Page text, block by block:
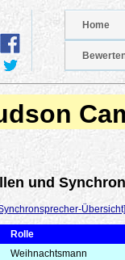
Home
und
Übersicht]
Rolle
Weihnachtsmann